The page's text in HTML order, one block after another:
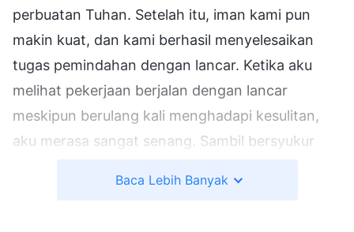
perbuatan Tuhan. Setelah itu, iman kami pun
makin kuat, dan kami berhasil menyelesaikan
tugas pemindahan dengan lancar. Ketika aku
melihat pekerjaan berjalan dengan lancar
meskipun berulang kali menghadapi kesulitan,
aku merasa sangat senang. Sambil bersyukur
hitung kontribusiku sendiri. Aku percaya bahwa
Baca Lebih Banyak